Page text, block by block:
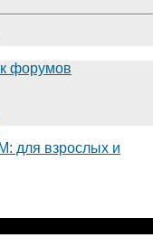
форумов
для взрослых и